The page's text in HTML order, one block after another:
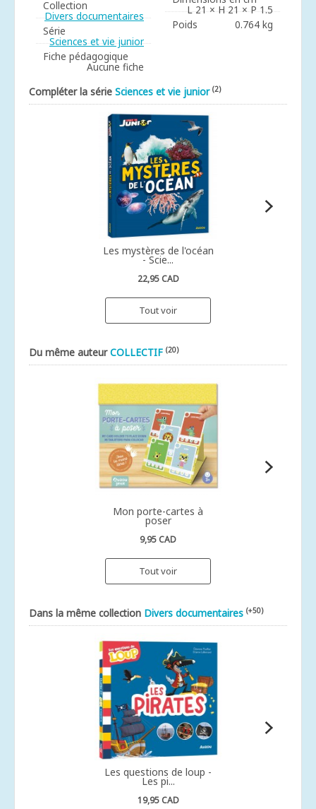
Collection
Divers documentaires
Série
Sciences et vie junior
Fiche pédagogique
Aucune fiche
L 21 × H 21 × P 1.5
Poids
0.764 kg
Compléter la série Sciences et vie junior (2)
Les mystères de l'océan
- Scie...
22,95 CAD
Tout voir
Du même auteurCOLLECTIF (20)
Mon porte-cartes à
poser
9,95 CAD
Tout voir
Dans la même collection Divers documentaires (+50)
Les questions de loup -
Les pi...
19,95 CAD